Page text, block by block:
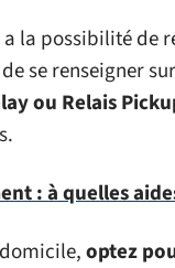
la possibilité de
se renseigner
ou Relais
: à quelles
optez